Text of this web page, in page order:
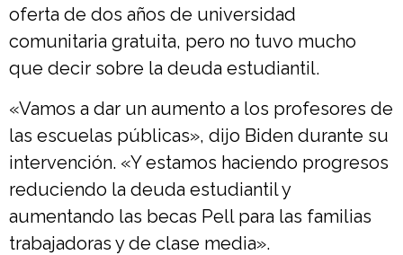
oferta de dos años de universidad
comunitaria gratuita, pero no tuvo mucho
que decir sobre la deuda estudiantil.
«Vamos a dar un aumento a los profesores de
las escuelas públicas», dijo Biden durante su
intervención. «Y estamos haciendo progresos
reduciendo la deuda estudiantil y
aumentando las becas Pell para las familias
trabajadoras y de clase media».